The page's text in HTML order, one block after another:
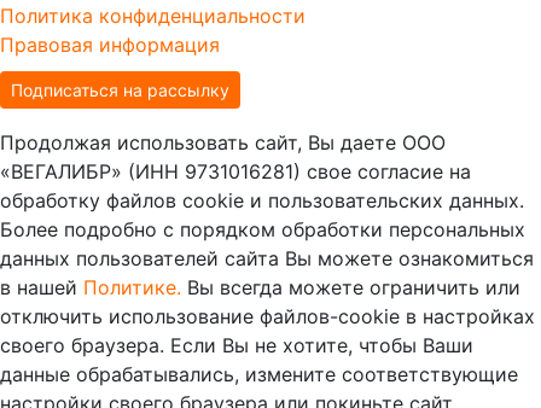
Политика конфиденциальности
Правовая информация
Подписаться на рассылку
Продолжая использовать сайт, Вы даете ООО
«ВЕГАЛИБР» (ИНН 9731016281) свое согласие на
обработку файлов cookie и пользовательских данных.
Более подробно с порядком обработки персональных
данных пользователей сайта Вы можете ознакомиться
в нашей Политике. Вы всегда можете ограничить или
отключить использование файлов-cookie в настройках
своего браузера. Если Вы не хотите, чтобы Ваши
данные обрабатывались, измените соответствующие